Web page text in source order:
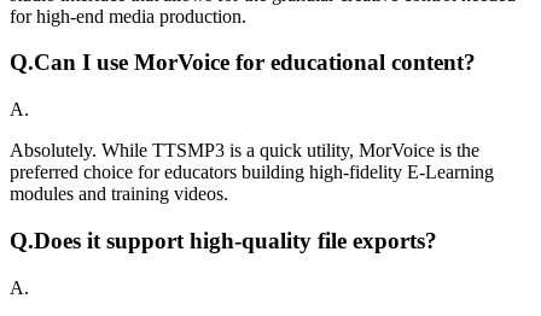
for high-end media production.
Q.Can I use MorVoice for educational content?
A.
Absolutely. While TTSMP3 is a quick utility, MorVoice is the
preferred choice for educators building high-fidelity E-Learning
modules and training videos.
Q.Does it support high-quality file exports?
A.